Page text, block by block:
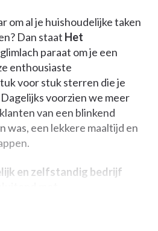
om al je huishoudelijke taken
Dan staat Het
paraat om je een
enthousiaste
voor stuk sterren die je
voorzien we meer
van een blinkend
was, een lekkere maaltijd en
en zelfstandig bedrijf